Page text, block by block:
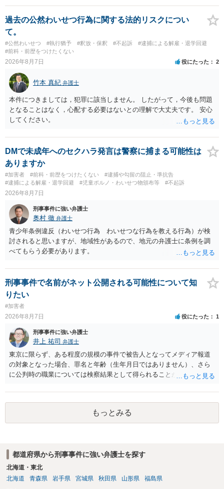
過去の公然わいせつ行為に関する法的リスクについ
て。
#公然わいせつ #執行猶予 #釈放・保釈 #不起訴
#逮捕による解雇・退学回避
#前科・前歴をつけたくない
2026年8月7日 役にたった 2
竹本 真紀 弁護士
本件につきましては，犯罪に該当しません。 したがって，今後も問題
となることはなく，心配する必要はないとの理解で大丈夫です。 安心
してください。
DMで未成年へのセクハラ発言は警察に捕まる可能性は
ありますか
#加害者 #前科・前歴をつけたくない
#逮捕や勾留の阻止・準抗告
#逮捕による解雇・退学回避
#児童ポルノ・わいせつ物頒布等 #不起訴
2026年8月7日
刑事事件に強い弁護士
奥村 徹 弁護士
青少年条例違反（わいせつ行為 わいせつな行為を教える行為）が検
討されると思いますが、地域性があるので、地元の弁護士に条例を調
べてもらう必要があります。
刑事事件で名前がネット公開される可能性について知
りたい
#加害者
2026年8月7日 役にたった 1
刑事事件に強い弁護士
井上 祐司 弁護士
東京に限らず、ある程度の規模の事件で被告人となってメディア報道
の対象となった場合、罪名と年齢（生年月日ではありません）、さら
に公判時の職業については検察結果として得られることが通常です。
もっとみる
都道府県から刑事事件に強い弁護士を探す
北海道・東北
北海道
青森県 岩手県 宮城県 秋田県 山形県 福島県